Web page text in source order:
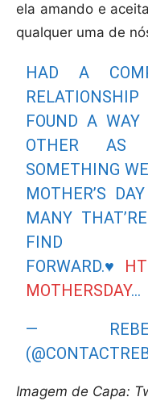
ela amando e
qualquer uma de
HAD A
FOUND A WAY
OTHER AS
SOMETHING
MOTHER’S
MANY
FORWARD.♥️
MOTHERSDAY…
—
Imagem de Capa: